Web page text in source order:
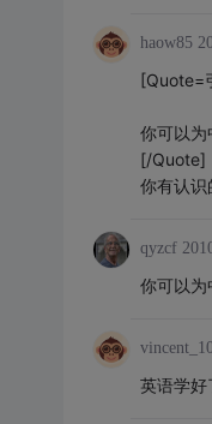
haow85
[Quote=
你可以为
[/Quote]
你有认识
qyzcf
你可以为
英语学